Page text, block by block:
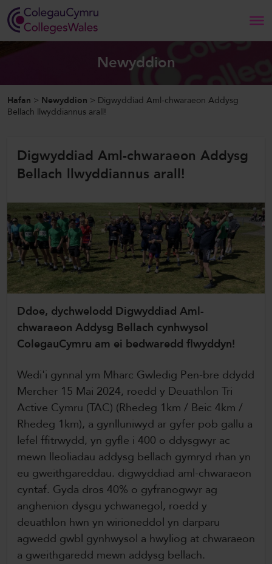
Hafan
Ein Gwaith
Newyddion a Digwyddiadau
Cysylltwch â Ni
ColegauCymru
ColegauCymru Rhyngwladol
Chwaraeon ColegauCymru
Newyddion
Hafan > Newyddion > Digwyddiad Aml-chwaraeon Addysg
Bellach llwyddiannus arall!
Digwyddiad Aml-chwaraeon Addysg
Bellach llwyddiannus arall!
Ddoe, dychwelodd Digwyddiad Aml-
chwaraeon Addysg Bellach cynhwysol
ColegauCymru am ei bedwaredd flwyddyn!
Wedi'i gynnal ym Mharc Gwledig Pen-bre ddydd
Mercher 15 Mai 2024, roedd y Deuathlon Tri
Active Cymru (TAC) (Rhedeg 1km / Beic 4km /
Rhedeg 1km), a gynlluniwyd ar gyfer pob gallu a
lefel ffitrwydd, yn gyfle i 400 o ddysgwyr ac
mewn lleoliadau addysg bellach gymryd rhan yn
eu gweithgareddau. digwyddiad aml-chwaraeon
cyntaf. Gyda dros 40% o gyfranogwyr ag
anghenion dysgu ychwanegol, roedd y
deuathlon hwn yn wirioneddol yn darparu
agwedd gwbl gynhwysol a hwyliog at chwaraeon
a gweithgaredd mewn addysg bellach.